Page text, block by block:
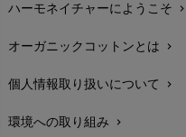
配送と送料chevron_right
在庫状況と発送予定chevron_right
サイズ・寸法chevron_right
生地・素材chevron_right
ハーモネイチャーにようこそ chevron_right
オーガニックコットンとは chevron_right
個人情報取り扱いについて chevron_right
環境への取り組み chevron_right